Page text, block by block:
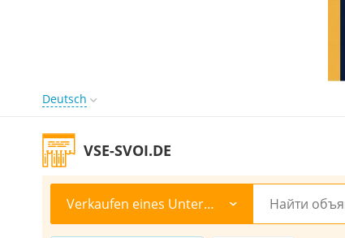
Deutsch
VSE-SVOI.DE
Verkaufen eines Unternehmens